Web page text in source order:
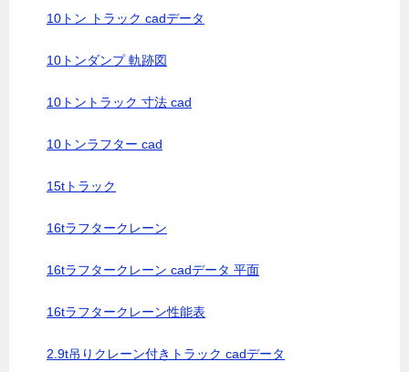
10トン トラック cadデータ
10トンダンプ 軌跡図
10トントラック 寸法 cad
10トンラフター cad
15tトラック
16tラフタークレーン
16tラフタークレーン cadデータ 平面
16tラフタークレーン性能表
2.9t吊りクレーン付きトラック cadデータ